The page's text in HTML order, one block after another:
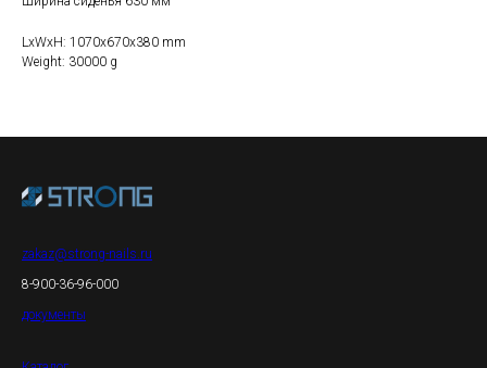
LxWxH: 1070x670x380 mm
Weight: 30000 g
zakaz@strong-nails.ru
8-900-36-96-000
документы